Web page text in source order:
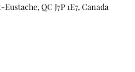
QC J7P 1E7, Canada